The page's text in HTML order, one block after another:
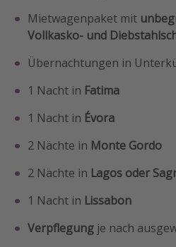
Mietwagenpaket mit
Vollkasko- und
Übernachtungen in
1 Nacht in Fatima
1 Nacht in Évora
2 Nächte in Monte Gordo
2 Nächte in Lagos oder
1 Nacht in Lissabon
Verpflegung je nach